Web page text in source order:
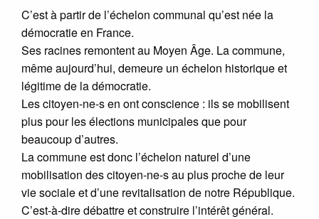
C’est à partir de l’échelon communal qu’est née la
démocratie en France.
Ses racines remontent au Moyen Âge. La commune,
même aujourd’hui, demeure un échelon historique et
légitime de la démocratie.
Les citoyen-ne-s en ont conscience : ils se mobilisent
plus pour les élections municipales que pour
beaucoup d’autres.
La commune est donc l’échelon naturel d’une
mobilisation des citoyen-ne-s au plus proche de leur
vie sociale et d’une revitalisation de notre République.
C’est-à-dire débattre et construire l’intérêt général.